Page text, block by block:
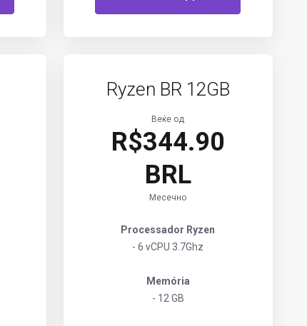
Ryzen BR 12GB
Веќе од
R$344.90
BRL
Месечно
Processador Ryzen
- 6 vCPU 3.7Ghz
Memória
- 12 GB